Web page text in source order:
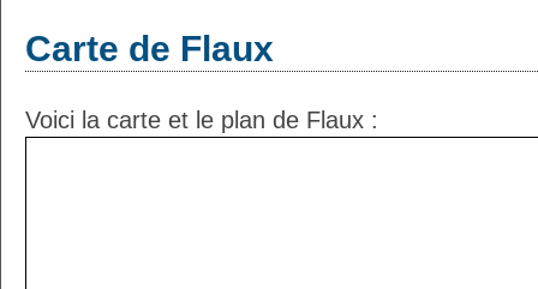
Carte de Flaux
Voici la carte et le plan de Flaux :